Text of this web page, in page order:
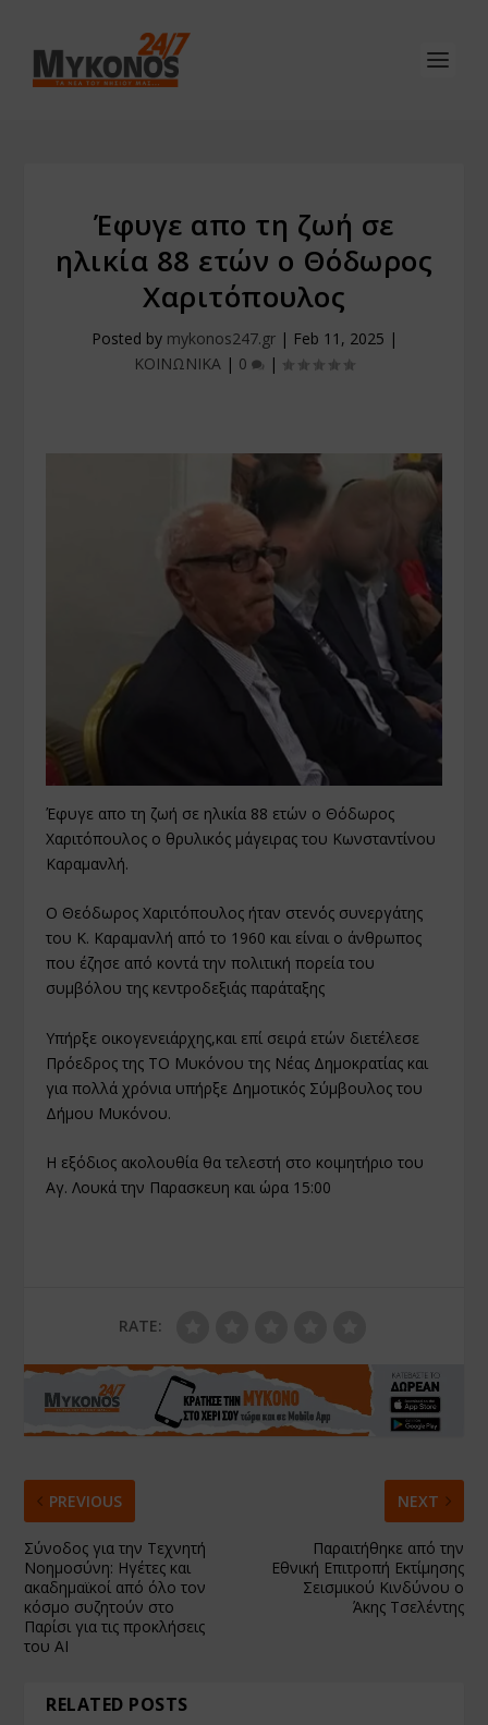
Έφυγε απο τη ζωή σε
ηλικία 88 ετών ο Θόδωρος
Χαριτόπουλος
Posted by mykonos247.gr| Feb 11, 2025 |
ΚΟΙΝΩΝΙΚΑ | 0 |
Έφυγε απο τη ζωή σε ηλικία 88 ετών ο Θόδωρος
Χαριτόπουλος ο θρυλικός μάγειρας του Κωνσταντίνου
Καραμανλή.
Ο Θεόδωρος Χαριτόπουλος ήταν στενός συνεργάτης
του Κ. Καραµανλή από το 1960 και είναι ο άνθρωπος
που έζησε από κοντά την πολιτική πορεία του
συµβόλου της κεντροδεξιάς παράταξης
Υπήρξε οικογενειάρχης,και επί σειρά ετών διετέλεσε
Πρόεδρος της ΤΟ Μυκόνου της Νέας Δημοκρατίας και
για πολλά χρόνια υπήρξε Δημοτικός Σύμβουλος του
Δήμου Μυκόνου.
Η εξόδιος ακολουθία θα τελεστή στο κοιμητήριο του
Αγ. Λουκά την Παρασκευη και ώρα 15:00
RATE:
PREVIOUS
Σύνοδος για την Τεχνητή
Νοημοσύνη: Ηγέτες και
ακαδημαϊκοί από όλο τον
κόσμο συζητούν στο
Παρίσι για τις προκλήσεις
του AI
NEXT
Παραιτήθηκε από την
Εθνική Επιτροπή Εκτίμησης
Σεισμικού Κινδύνου ο
Άκης Τσελέντης
RELATED POSTS